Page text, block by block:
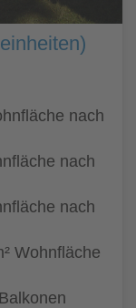
nach
nach
nach
Wohnfläche